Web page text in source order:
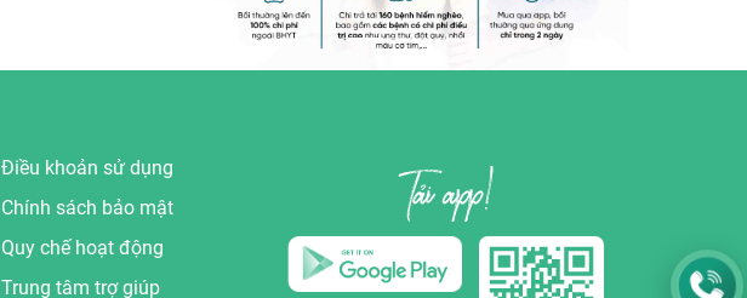
Điều khoản sử dụng
Chính sách bảo mật
Quy chế hoạt động
Trung tâm trợ giúp